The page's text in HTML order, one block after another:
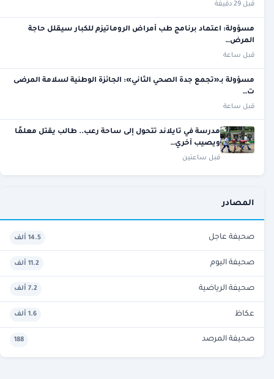
قبل 29 دقيقة
مسؤولة: اعتماد برنامج طب أمراض الروماتيزم للكبار سيقلل حاجة
المرض…
قبل ساعة
مسؤولة بـ«تجمع جدة الصحي الثاني»: الجائزة الوطنية لسلامة المرضى
ت…
قبل ساعة
مدرسة في تايلاند تتحول إلى ساحة رعب.. طالب يقتل معلمًا
ويصيب آخري…
قبل ساعتين
المصادر
صحيفة عاجل 14.5 ألف
صحيفة اليوم 11.2 ألف
صحيفة الرياضية 7.2 ألف
عكاظ 1.6 ألف
صحيفة المرصد 188